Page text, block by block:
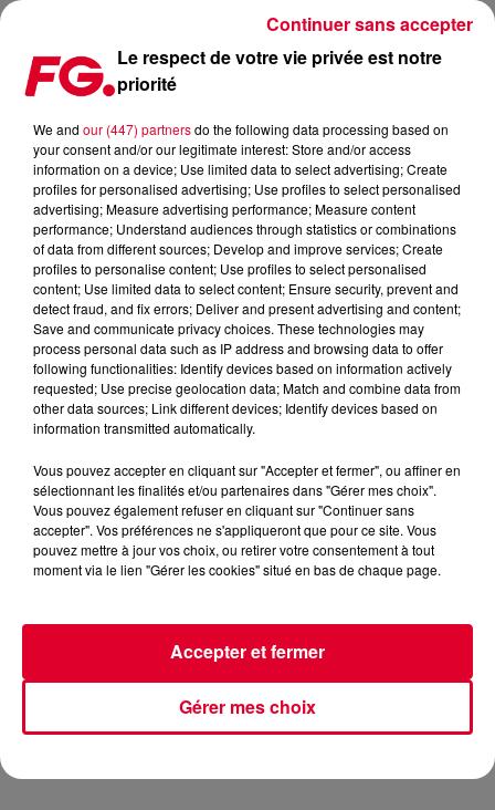
CLUB FG : LOST FREQUENCIES
Le respect de votre vie privée est notre
priorité
We and our (447) partnersdo the following data processing based on
your consent and/or our legitimate interest: Store and/or access
information on a device; Use limited data to select advertising; Create
profiles for personalised advertising; Use profiles to select personalised
advertising; Measure advertising performance; Measure content
performance; Understand audiences through statistics or combinations
of data from different sources; Develop and improve services; Create
profiles to personalise content; Use profiles to select personalised
content; Use limited data to select content; Ensure security, prevent and
detect fraud, and fix errors; Deliver and present advertising and content;
Save and communicate privacy choices. These technologies may
process personal data such as IP address and browsing data to offer
following functionalities: Identify devices based on information actively
requested; Use precise geolocation data; Match and combine data from
other data sources; Link different devices; Identify devices based on
information transmitted automatically.
Vous pouvez accepter en cliquant sur "Accepter et fermer", ou affiner en
sélectionnant les finalités et/ou partenaires dans "Gérer mes choix".
Vous pouvez également refuser en cliquant sur "Continuer sans
accepter". Vos préférences ne s'appliqueront que pour ce site. Vous
pouvez mettre à jour vos choix, ou retirer votre consentement à tout
moment via le lien "Gérer les cookies" situé en bas de chaque page.
Gérer mes choix
Accepter et fermer
Continuer sans accepter